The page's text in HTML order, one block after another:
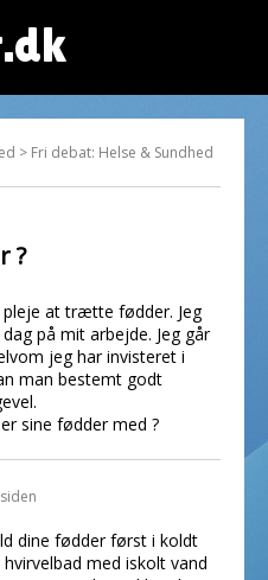
> Fri debat: Helse & Sundhed
?
pleje at trætte fødder. Jeg
på mit arbejde. Jeg går
jeg har invisteret i
man bestemt godt
sine fødder med ?
dine fødder først i koldt
med iskolt vand